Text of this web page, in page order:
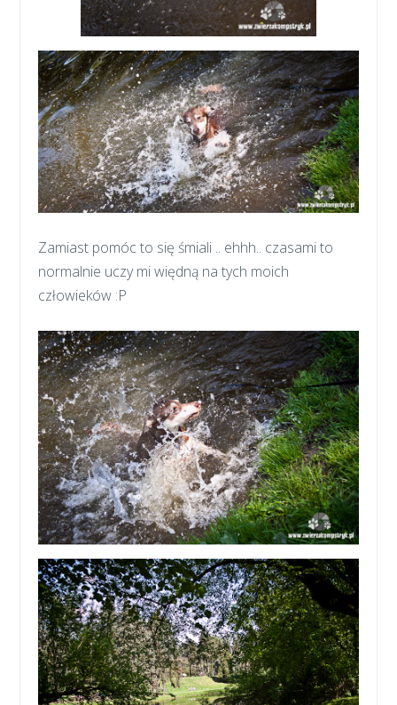
Zamiast pomóc to się śmiali .. ehhh.. czasami to
normalnie uczy mi więdną na tych moich
człowieków :P